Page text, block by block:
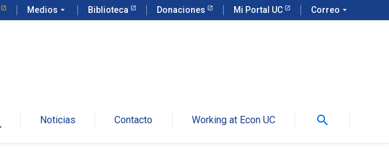
Medios arrow_drop_down Biblioteca Donaciones Mi Portal UC Correo arrow_drop_down
Noticias Contacto Working at Econ UC search